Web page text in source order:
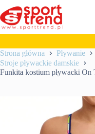
do
treści
Strona główna
Pływanie
Stroje pływackie damskie
Funkita kostium pływacki On